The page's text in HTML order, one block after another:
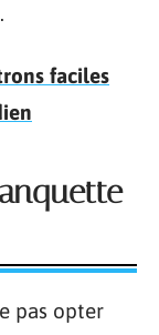
faciles
pas opter